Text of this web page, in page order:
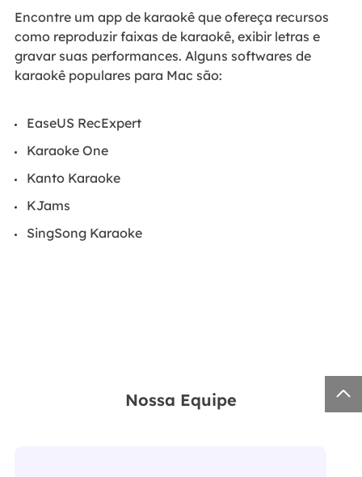
Encontre um app de karaokê que ofereça recursos
como reproduzir faixas de karaokê, exibir letras e
gravar suas performances. Alguns softwares de
karaokê populares para Mac são:
EaseUS RecExpert
Karaoke One
Kanto Karaoke
KJams
SingSong Karaoke
Nossa Equipe 